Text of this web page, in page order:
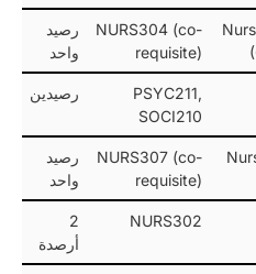
NURS304 (co-
requisite)
رصيد
واحد
PSYC211,
SOCI210
رصيدين
NURS307 (co-
requisite)
رصيد
واحد
NURS302
2
أرصدة